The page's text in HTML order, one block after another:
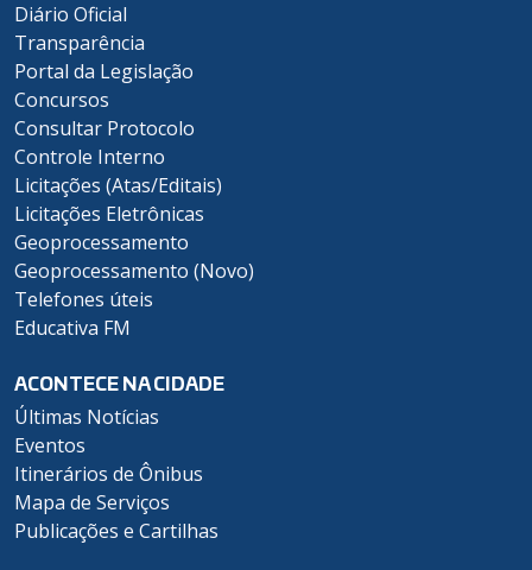
Diário Oficial
Transparência
Portal da Legislação
Concursos
Consultar Protocolo
Controle Interno
Licitações (Atas/Editais)
Licitações Eletrônicas
Geoprocessamento
Geoprocessamento (Novo)
Telefones úteis
Educativa FM
ACONTECE NA CIDADE
Últimas Notícias
Eventos
Itinerários de Ônibus
Mapa de Serviços
Publicações e Cartilhas